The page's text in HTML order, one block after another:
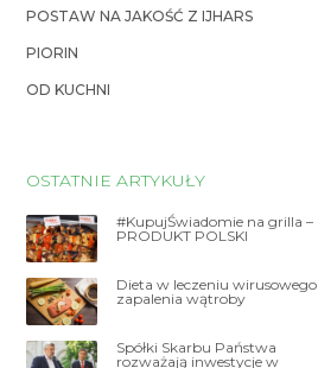
POSTAW NA JAKOŚĆ Z IJHARS
PIORIN
OD KUCHNI
OSTATNIE ARTYKUŁY
#KupujŚwiadomie na grilla –
PRODUKT POLSKI
Dieta w leczeniu wirusowego
zapalenia wątroby
Spółki Skarbu Państwa
rozważają inwestycje w